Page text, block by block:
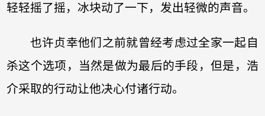
轻轻摇了摇，冰块动了一下，发出轻微的声音。
也许贞幸他们之前就曾经考虑过全家一起自
杀这个选项，当然是做为最后的手段，但是，浩
介采取的行动让他决心付诸行动。